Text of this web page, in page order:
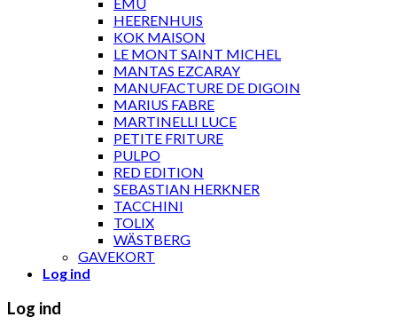
HEERENHUIS
KOK MAISON
LE MONT SAINT MICHEL
MANTAS EZCARAY
MANUFACTURE DE DIGOIN
MARIUS FABRE
MARTINELLI LUCE
PETITE FRITURE
PULPO
RED EDITION
SEBASTIAN HERKNER
TACCHINI
TOLIX
WÄSTBERG
GAVEKORT
Log ind
Log ind